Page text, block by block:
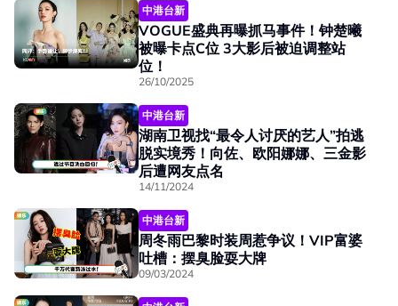
中港台新
VOGUE盛典再曝抓马事件！钟楚曦
被曝卡点C位 3大影后被迫调整站
位！
26/10/2025
中港台新
湖南卫视找“最令人讨厌的艺人”拍逃
脱实境秀！向佐、欧阳娜娜、三金影
后遭网友点名
14/11/2024
中港台新
周冬雨巴黎时装周惹争议！VIP富婆
吐槽：摆臭脸耍大牌
09/03/2024